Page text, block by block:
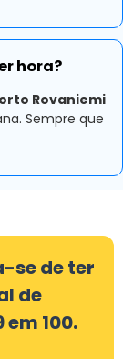
hora?
Rovaniemi
Sempre que
se de ter
de
100.